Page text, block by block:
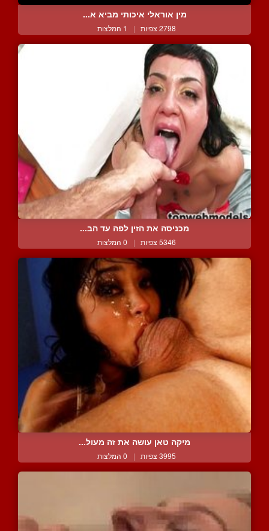
מין אוראלי איכותי מביא א...
2798 צפיות | 1 המלצות
מכניסה את הזין לפה עד הב...
5346 צפיות | 0 המלצות
מיקה טאן עושה את זה מעול...
3995 צפיות | 0 המלצות